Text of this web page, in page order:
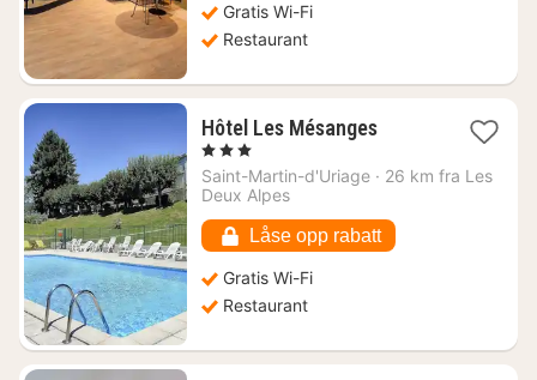
Gratis Wi-Fi
Restaurant
Hôtel Les Mésanges1
fra
, 3 Stjerner
Saint-Martin-d'Uriage · 26 km fra Les
Deux Alpes
Låse opp rabatt
Gratis Wi-Fi
Restaurant